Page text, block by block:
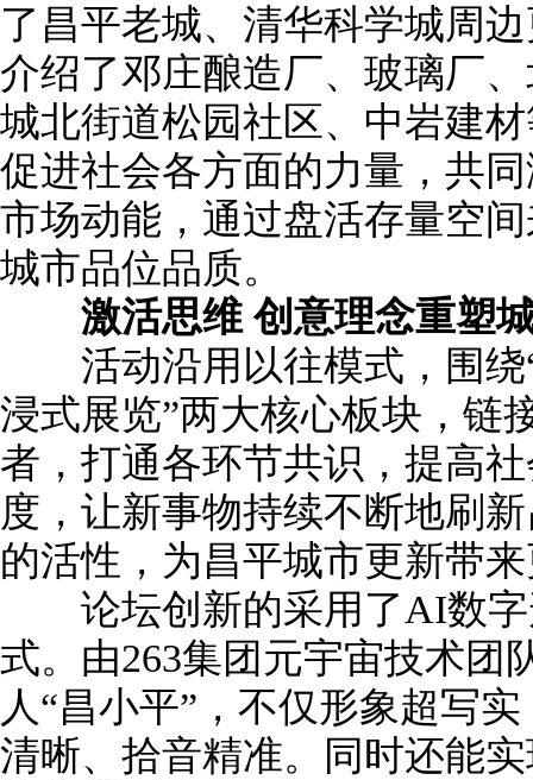
了昌平老城、清华科学城周
介绍了邓庄酿造厂、玻璃厂
城北街道松园社区、中岩建
促进社会各方面的力量，共
市场动能，通过盘活存量空
城市品位品质。
激活思维 创意理念重塑
活动沿用以往模式，围绕
浸式展览”两大核心板块，链
者，打通各环节共识，提高
度，让新事物持续不断地刷
的活性，为昌平城市更新带
论坛创新的采用了AI数字
式。由263集团元宇宙技术团
人“昌小平”，不仅形象超写
清晰、拾音精准。同时还能